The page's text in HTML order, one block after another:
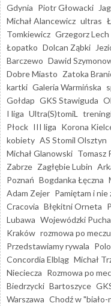
Gdynia Piotr Głowacki
Michał Alancewicz ultras
Tomkiewicz Grzegorz Lech
Łopatko Dolcan Ząbki
Barczewo Dawid
Dobre Miasto Zatoka
kartki Galeria Warmińska
Gołdap GKS Stawiguda
I liga Ultra(S)tomiL
Płock III liga Korona
kobiety AS Stomil Olsztyn
Michał Glanowski Tomasz
Zabrze Zagłębie Lubin
Poznań Bogdanka Łęczna
Adam Zejer Pamiętam i nie
Cracovia Błękitni Orneta
Lubawa Wojewódzki
Kraków rozmowa po meczu
Przedstawiamy rywala
Concordia Elbląg Michał
Nieciecza Rozmowa po
Biedrzycki Bartoszyce
Warszawa Chodź w